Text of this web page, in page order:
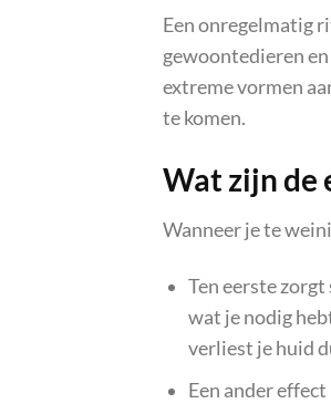
Een onregelmatig
gewoontedieren
extreme vormen
te komen.
Wat zijn de
Wanneer je te
Ten eerste
wat je nodig
verliest je huid
Een ander